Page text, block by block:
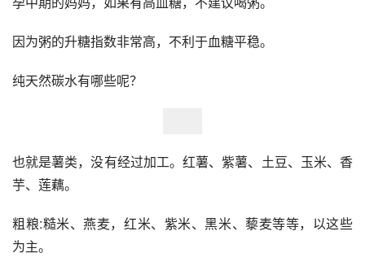
因为粥的升糖指数非常高，不利于血糖平稳。
纯天然碳水有哪些呢？
也就是薯类，没有经过加工。红薯、紫薯、土豆、玉米、香
芋、莲藕。
粗粮:糙米、燕麦，红米、紫米、黑米、藜麦等等，以这些
为主。